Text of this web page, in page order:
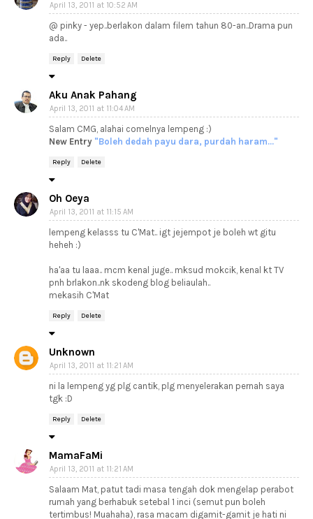
April 13, 2011 at 10:52 AM
@ pinky - yep..berlakon dalam filem tahun 80-an..Drama pun
ada..
Reply Delete
Aku Anak Pahang
April 13, 2011 at 11:04 AM
Salam CMG, alahai comelnya lempeng :)
New Entry "Boleh dedah payu dara, purdah haram..."
Reply Delete
Oh Oeya
April 13, 2011 at 11:15 AM
lempeng kelasss tu C'Mat.. igt jejempot je boleh wt gitu
heheh :)
ha'aa tu laaa.. mcm kenal juge.. mksud mokcik, kenal kt TV
pnh brlakon..nk skodeng blog beliaulah..
mekasih C'Mat
Reply Delete
Unknown
April 13, 2011 at 11:21 AM
ni la lempeng yg plg cantik, plg menyelerakan pernah saya
tgk :D
Reply Delete
MamaFaMi
April 13, 2011 at 11:21 AM
Salaam Mat, patut tadi masa tengah dok mengelap perabot
rumah yang berhabuk setebal 1 inci (semut pun boleh
tertimbus! Muahaha), rasa macam digamit-gamit je hati ni